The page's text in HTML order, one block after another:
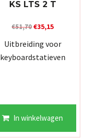
KS LTS 2 T
€51,70Oorspronkelijke
prijs
was:
€35,15Huidige
Uitbreiding voor
keyboardstatieven
In winkelwagen